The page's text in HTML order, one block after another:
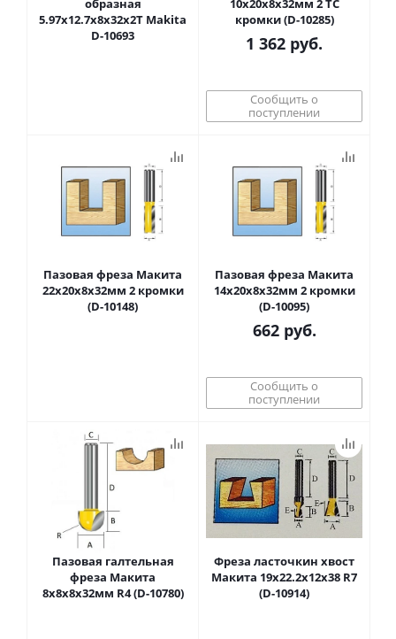
образная
5.97х12.7х8х32х2Т Makita
D-10693
10х20х8х32мм 2 TC
кромки (D-10285)
1 362 руб.
Сообщить о
поступлении
Пазовая фреза Макита
22х20х8х32мм 2 кромки
(D-10148)
Пазовая фреза Макита
14х20х8х32мм 2 кромки
(D-10095)
662руб.
Сообщить о
поступлении
Пазовая галтельная
фреза Макита
8х8х8х32мм R4 (D-10780)
Фреза ласточкин хвост
Макита 19х22.2х12х38 R7
(D-10914)